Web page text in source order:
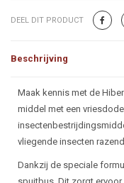
DEEL DIT PRODUCT
Beschrijving
Beschrijving
Maak kennis met de
middel met een
vliegende insecten
Dankzij de speciale